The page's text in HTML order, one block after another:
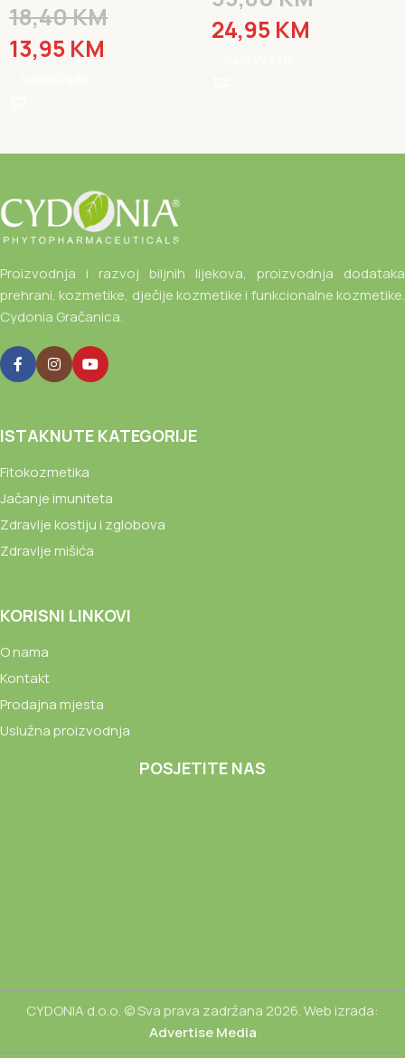
18,40KM
13,95 KM
24,95 KM
Proizvodnja i razvoj biljnih lijekova, proizvodnja dodataka
prehrani, kozmetike, dječije kozmetike i funkcionalne kozmetike.
Cydonia Gračanica.
ISTAKNUTE KATEGORIJE
Fitokozmetika
Jačanje imuniteta
Zdravlje kostiju i zglobova
Zdravlje mišića
KORISNI LINKOVI
O nama
Kontakt
Prodajna mjesta
Uslužna proizvodnja
POSJETITE NAS
CYDONIA d.o.o. © Sva prava zadržana 2026. Web izrada:
Advertise Media